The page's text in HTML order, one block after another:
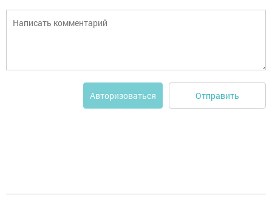
Авторизоваться Отправить